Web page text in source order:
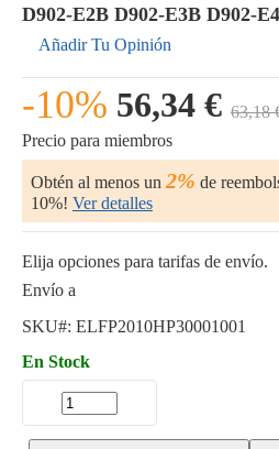
D902-E2B D902-E3B D902-
Añadir Tu Opinión
-10% 56,34 € 63,18
Precio para miembros
Obtén al menos un 2% de
10%! Ver detalles
Elija opciones para tarifas de envío.
Envío a
SKU#: ELFP2010HP30001001
En Stock